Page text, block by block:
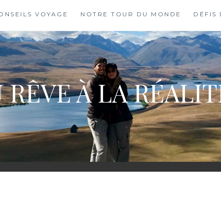
VOYAGE NOTRE TOUR DU MONDE DÉFIS
RÊVE À LA